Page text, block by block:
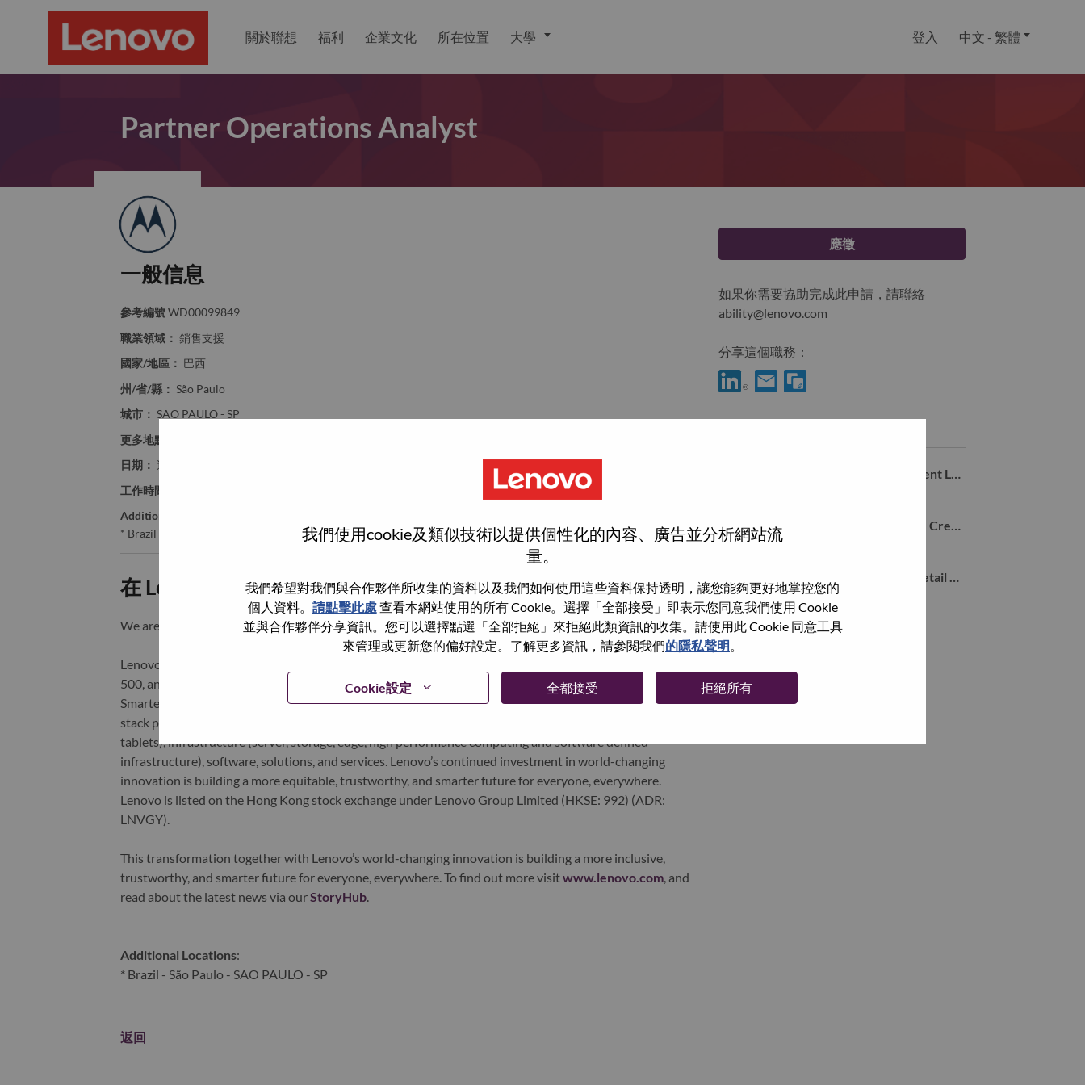
我們使用cookie及類似技術以提供個性化的內容、廣告並分析網站流
量。
我們希望對我們與合作夥伴所收集的資料以及我們如何使用這些資料保持透明，讓您能夠更好地掌控您的
個人資料。 請點擊此處查看本網站使用的所有 Cookie。選擇「全部接受」即表示您同意我們使用 Cookie
並與合作夥伴分享資訊。您可以選擇點選「全部拒絕」來拒絕此類資訊的收集。請使用此 Cookie 同意工具
來管理或更新您的偏好設定。了解更多資訊，請參閱我們的隱私聲明。
Cookie設定 全都接受 拒絕所有
關於聯想 福利 企業文化 所在位置 大學 登入 中文 - 繁體
Partner Operations Analyst
一般信息
參考編號 WD00099849
職業領域： 銷售支援
國家/地區： 巴西
州/省/縣： São Paulo
城市： SAO PAULO - SP
更多地點：
日期： 週一, 六月 8, 2026
工作時間：
Additional Locations
* Brazil - São Paulo - SAO PAULO - SP
在 Lenovo 工作的好處
We are Lenovo. We do what we say. We own what we do. We WOW our customers.
Lenovo is a US$83 billion revenue global technology powerhouse, ranked #153 in the Fortune Global
500, and serving millions of customers every day in 180 markets. Focused on a bold vision to deliver
Smarter Technology for All, Lenovo has built on its success as the world’s largest PC company with a full-
stack portfolio of AI-enabled, AI-ready, and AI-optimized devices (PCs, workstations, smartphones,
tablets), infrastructure (server, storage, edge, high performance computing and software defined
infrastructure), software, solutions, and services. Lenovo’s continued investment in world-changing
innovation is building a more equitable, trustworthy, and smarter future for everyone, everywhere.
Lenovo is listed on the Hong Kong stock exchange under Lenovo Group Limited (HKSE: 992) (ADR:
LNVGY).
This transformation together with Lenovo’s world-changing innovation is building a more inclusive,
trustworthy, and smarter future for everyone, everywhere. To find out more visitwww.lenovo.com, and
read about the latest news via our StoryHub.
Additional Locations:
* Brazil - São Paulo - SAO PAULO - SP
返回
應徵
如果你需要協助完成此申請，請聯絡
ability@lenovo.com
分享這個職務：
LATAM Portfolio and Sales Enablement Leader
Business Development Sr Manager - Credit Risk
SAO PAULO - SP, São Paulo, 巴西,
Business Development Manager - Retail Partnerships
SAO PAULO - SP, São Paulo, 巴西,
瀏覽全部